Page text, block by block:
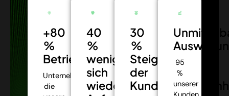
+80
%
Betriebseffizienz:
Unternehmen,
die
40
%
weniger
sich
wiederholende
30
%
Steigerung
der
95
%
unserer